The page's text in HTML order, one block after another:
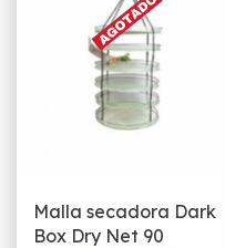
Malla secadora Dark
Box Dry Net 90